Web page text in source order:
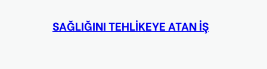
SAĞLIĞINI TEHLİKEYE ATAN İŞ